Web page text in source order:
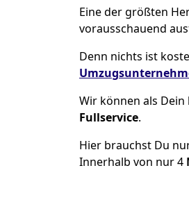
Eine der größten
vorausschauend
Denn nichts ist
Wir können als
Fullservice.
Hier brauchst Du
Innerhalb von nur 4